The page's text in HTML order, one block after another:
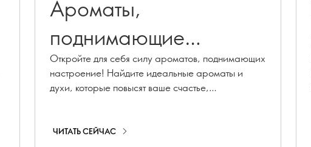
Ароматы,
поднимающие
настроение и
поднимающие
настроение на весь
Откройте для себя силу ароматов, поднимающих
настроение! Найдите идеальные ароматы и
духи, которые повысят ваше счастье,
ЧИТАТЬ СЕЙЧАС